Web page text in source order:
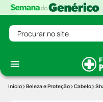
Procurar no site
Beleza e Proteção Cabelo